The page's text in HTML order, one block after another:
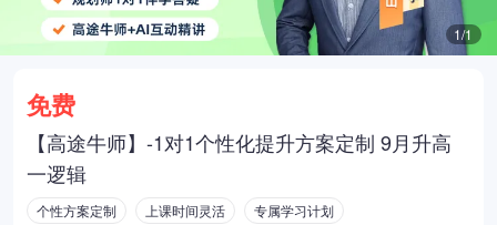
1/1
免费
【高途牛师】-1对1个性化提升方案定制 9月升高
一逻辑
个性方案定制 上课时间灵活 专属学习计划